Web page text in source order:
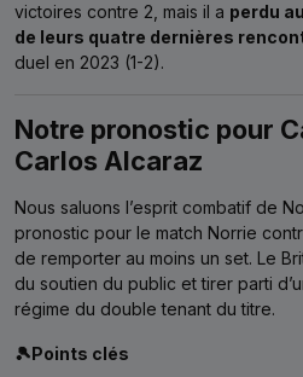
victoires contre 2, mais il a perdu
de leurs quatre dernières
duel en 2023 (1-2).
Notre pronostic pour
Carlos Alcaraz
Nous saluons l’esprit combatif de
pronostic pour le match Norrie
de remporter au moins un set. Le
du soutien du public et tirer parti
régime du double tenant du titre.
🎾Points clés